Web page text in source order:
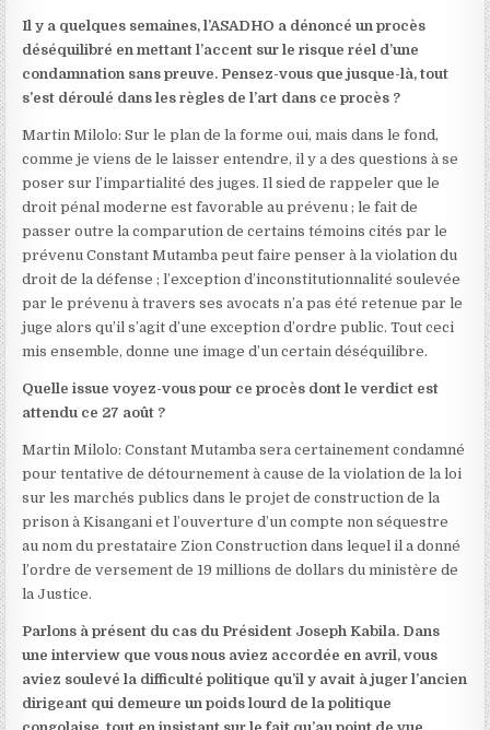
Il y a quelques semaines, l’ASADHO a dénoncé un procès
déséquilibré en mettant l’accent sur le risque réel d’une
condamnation sans preuve. Pensez-vous que jusque-là, tout
s’est déroulé dans les règles de l’art dans ce procès ?
Martin Milolo: Sur le plan de la forme oui, mais dans le fond,
comme je viens de le laisser entendre, il y a des questions à se
poser sur l’impartialité des juges. Il sied de rappeler que le
droit pénal moderne est favorable au prévenu ; le fait de
passer outre la comparution de certains témoins cités par le
prévenu Constant Mutamba peut faire penser à la violation du
droit de la défense ; l’exception d’inconstitutionnalité soulevée
par le prévenu à travers ses avocats n’a pas été retenue par le
juge alors qu’il s’agit d’une exception d’ordre public. Tout ceci
mis ensemble, donne une image d’un certain déséquilibre.
Quelle issue voyez-vous pour ce procès dont le verdict est
attendu ce 27 août ?
Martin Milolo: Constant Mutamba sera certainement condamné
pour tentative de détournement à cause de la violation de la loi
sur les marchés publics dans le projet de construction de la
prison à Kisangani et l’ouverture d’un compte non séquestre
au nom du prestataire Zion Construction dans lequel il a donné
l’ordre de versement de 19 millions de dollars du ministère de
la Justice.
Parlons à présent du cas du Président Joseph Kabila. Dans
une interview que vous nous aviez accordée en avril, vous
aviez soulevé la difficulté politique qu’il y avait à juger l’ancien
dirigeant qui demeure un poids lourd de la politique